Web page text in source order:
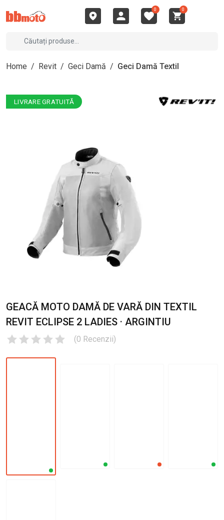
0 0
Home / Revit / Geci Damă / Geci Damă Textil
LIVRARE GRATUITĂ
GEACĂ MOTO DAMĂ DE VARĂ DIN TEXTIL
REVIT ECLIPSE 2 LADIES · ARGINTIU
(0 Recenzii)